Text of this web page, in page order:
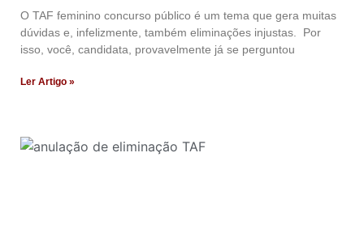
O TAF feminino concurso público é um tema que gera muitas
dúvidas e, infelizmente, também eliminações injustas. Por
isso, você, candidata, provavelmente já se perguntou
Ler Artigo »